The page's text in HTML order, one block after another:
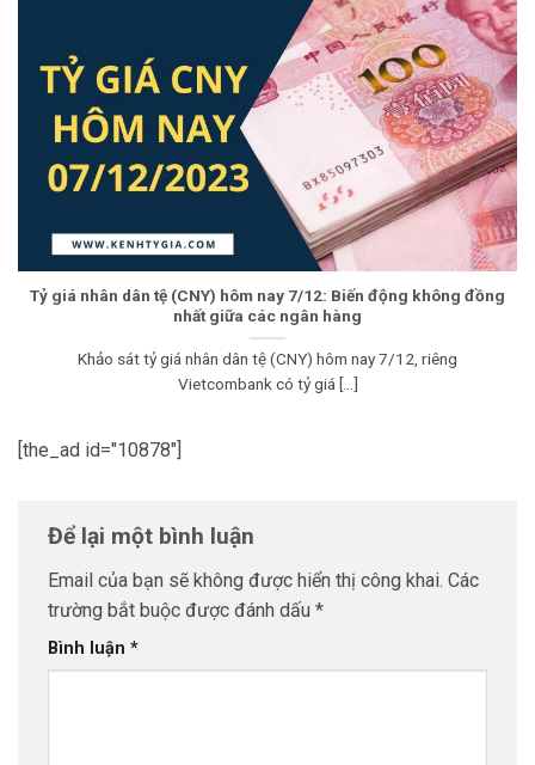
Tỷ giá nhân dân tệ (CNY) hôm nay 7/12: Biến động không đồng
nhất giữa các ngân hàng
Khảo sát tỷ giá nhân dân tệ (CNY) hôm nay 7/12, riêng
Vietcombank có tỷ giá [...]
[the_ad id="10878"]
Để lại một bình luận
Email của bạn sẽ không được hiển thị công khai. Các
trường bắt buộc được đánh dấu *
Bình luận *